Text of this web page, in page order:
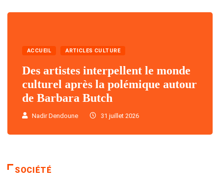
ACCUEIL ARTICLES CULTURE
Des artistes interpellent le monde
culturel après la polémique autour
de Barbara Butch
Nadir Dendoune 31 juillet 2026
SOCIÉTÉ